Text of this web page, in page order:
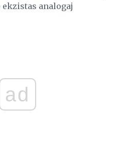
ekzistas analogaj
ad